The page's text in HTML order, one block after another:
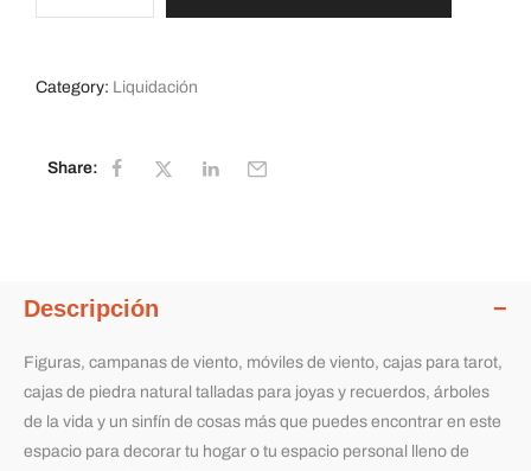
Category: Liquidación
Share:
Descripción
Figuras, campanas de viento, móviles de viento, cajas para tarot,
cajas de piedra natural talladas para joyas y recuerdos, árboles
de la vida y un sinfín de cosas más que puedes encontrar en este
espacio para decorar tu hogar o tu espacio personal lleno de